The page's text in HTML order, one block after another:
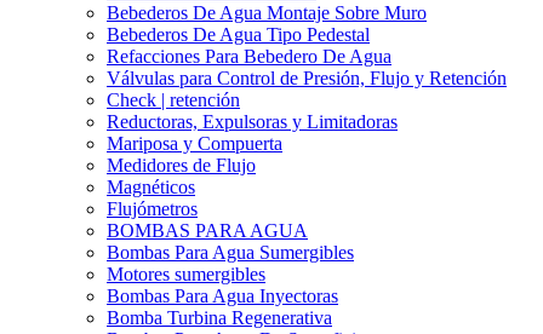
Bebederos De Agua Montaje Sobre Muro
Bebederos De Agua Tipo Pedestal
Refacciones Para Bebedero De Agua
Válvulas para Control de Presión, Flujo y Retención
Check | retención
Reductoras, Expulsoras y Limitadoras
Mariposa y Compuerta
Medidores de Flujo
Magnéticos
Flujómetros
BOMBAS PARA AGUA
Bombas Para Agua Sumergibles
Motores sumergibles
Bombas Para Agua Inyectoras
Bomba Turbina Regenerativa